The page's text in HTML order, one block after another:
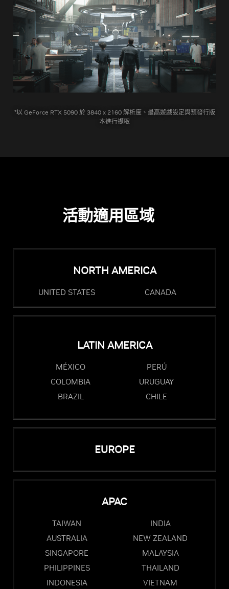
*以 GeForce RTX 5090 於 3840 x 2160 解析度、最高遊戲設定與預發行版
本進行擷取
活動適用區域
NORTH AMERICA
UNITED STATES CANADA
LATIN AMERICA
MÉXICO
PERÚ
COLOMBIA
URUGUAY
BRAZIL
CHILE
EUROPE
APAC
TAIWAN
INDIA
AUSTRALIA
NEW ZEALAND
SINGAPORE
MALAYSIA
PHILIPPINES
THAILAND
INDONESIA
VIETNAM